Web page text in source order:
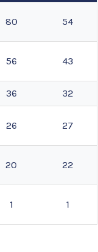
80 54
56 43
36 32
26 27
20 22
1 1